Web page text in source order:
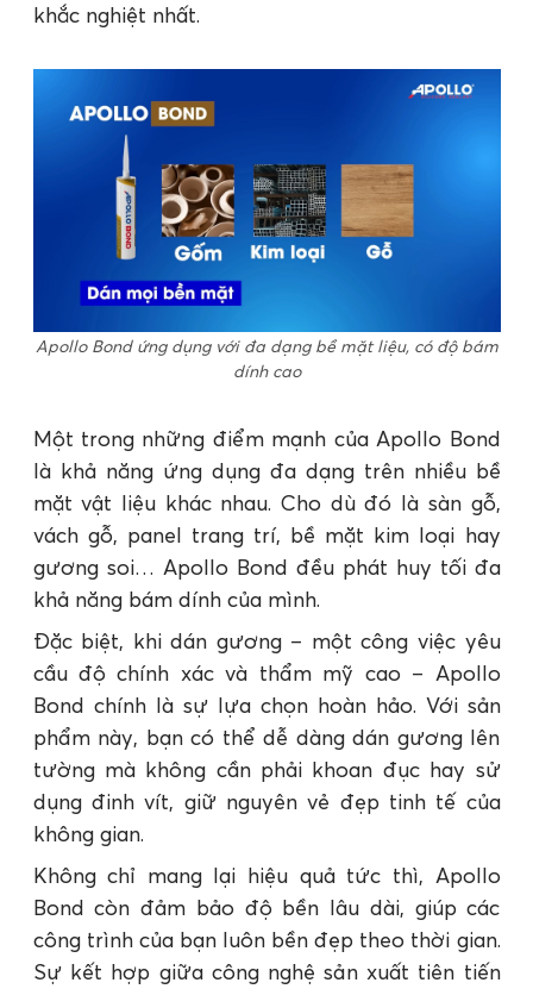
khắc nghiệt nhất.
Apollo Bond ứng dụng với đa dạng bề mặt liệu, có độ bám
dính cao
Một trong những điểm mạnh của Apollo Bond
là khả năng ứng dụng đa dạng trên nhiều bề
mặt vật liệu khác nhau. Cho dù đó là sàn gỗ,
vách gỗ, panel trang trí, bề mặt kim loại hay
gương soi… Apollo Bond đều phát huy tối đa
khả năng bám dính của mình.
Đặc biệt, khi dán gương – một công việc yêu
cầu độ chính xác và thẩm mỹ cao – Apollo
Bond chính là sự lựa chọn hoàn hảo. Với sản
phẩm này, bạn có thể dễ dàng dán gương lên
tường mà không cần phải khoan đục hay sử
dụng đinh vít, giữ nguyên vẻ đẹp tinh tế của
không gian.
Không chỉ mang lại hiệu quả tức thì, Apollo
Bond còn đảm bảo độ bền lâu dài, giúp các
công trình của bạn luôn bền đẹp theo thời gian.
Sự kết hợp giữa công nghệ sản xuất tiên tiến